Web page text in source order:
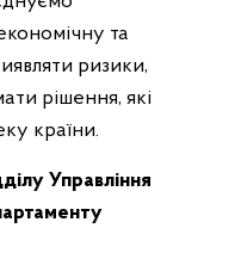
та
ризики,
рішення, які
країни.
Управління